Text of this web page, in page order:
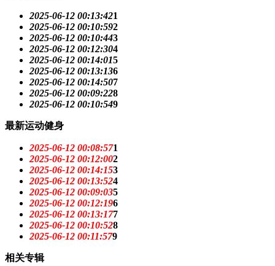
2025-06-12 00:13:421
2025-06-12 00:10:592
2025-06-12 00:10:443
2025-06-12 00:12:304
2025-06-12 00:14:015
2025-06-12 00:13:136
2025-06-12 00:14:507
2025-06-12 00:09:228
2025-06-12 00:10:549
最新运动健身
2025-06-12 00:08:571
2025-06-12 00:12:002
2025-06-12 00:14:153
2025-06-12 00:13:524
2025-06-12 00:09:035
2025-06-12 00:12:196
2025-06-12 00:13:177
2025-06-12 00:10:528
2025-06-12 00:11:579
相关专辑